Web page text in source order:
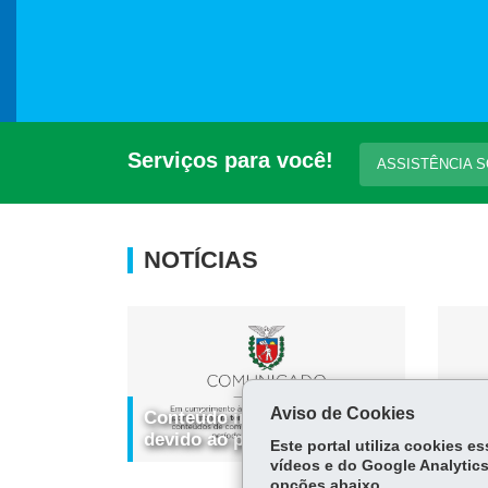
Serviços para você! ASSISTÊNCIA
NOTÍCIAS
Conteúdo indisponível
devido ao período eleitoral
Aviso de Cookies
Este portal utiliza cookies
vídeos e do Google